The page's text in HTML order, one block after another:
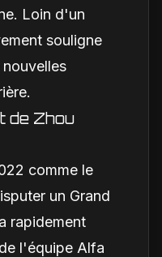
Loin d'un
souligne
de Zhou
comme le
un Grand
rapidement
l'équipe Alfa